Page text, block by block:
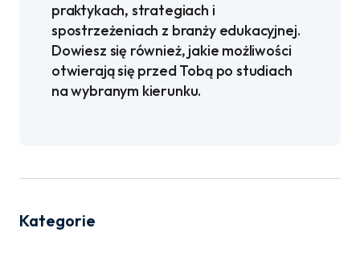
praktykach, strategiach i
spostrzeżeniach z branży edukacyjnej.
Dowiesz się również, jakie możliwości
otwierają się przed Tobą po studiach
na wybranym kierunku.
Kategorie